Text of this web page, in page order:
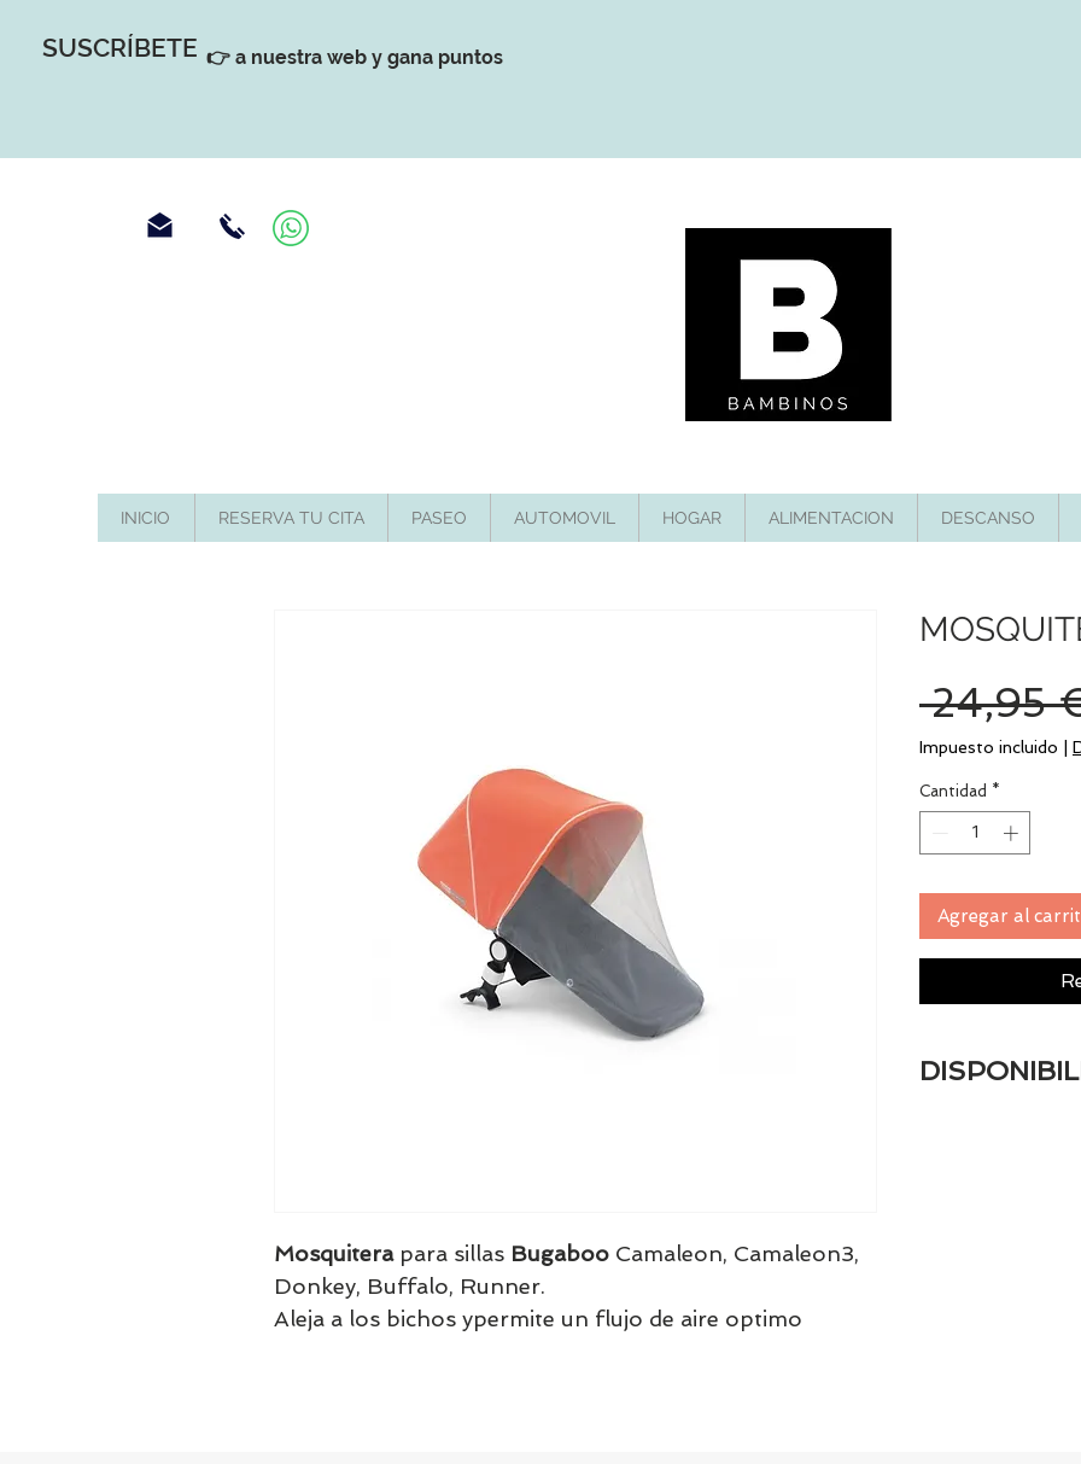
SUSCRÍBETE 👉 a nuestra web y gana puntos
INICIO RESERVA TU CITA PASEO AUTOMOVIL HOGAR ALIMENTACION DESCANSO
Mosquiterapara sillas Bugaboo Camaleon, Camaleon3,
Donkey, Buffalo, Runner.
Aleja a los bichos ypermite un flujo de aire optimo
24,95
Impuesto incluido
Cantidad *
Agregar al